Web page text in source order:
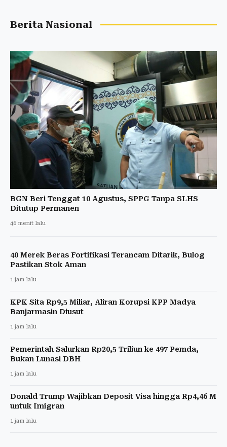
Berita Nasional
BGN Beri Tenggat 10 Agustus, SPPG Tanpa SLHS
Ditutup Permanen
46 menit lalu
40 Merek Beras Fortifikasi Terancam Ditarik, Bulog
Pastikan Stok Aman
1 jam lalu
KPK Sita Rp9,5 Miliar, Aliran Korupsi KPP Madya
Banjarmasin Diusut
1 jam lalu
Pemerintah Salurkan Rp20,5 Triliun ke 497 Pemda,
Bukan Lunasi DBH
1 jam lalu
Donald Trump Wajibkan Deposit Visa hingga Rp4,46 M
untuk Imigran
1 jam lalu